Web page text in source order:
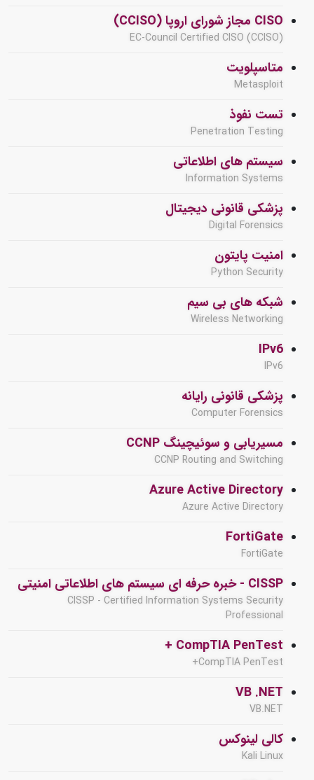
CISO مجاز شورای اروپا (CCISO)
EC-Council Certified CISO (CCISO)
متاسپلویت
Metasploit
تست نفوذ
Penetration Testing
سیستم های اطلاعاتی
Information Systems
پزشکی قانونی دیجیتال
Digital Forensics
امنیت پایتون
Python Security
شبکه های بی سیم
Wireless Networking
IPv6
IPv6
پزشکی قانونی رایانه
Computer Forensics
مسیریابی و سوئیچینگ CCNP
CCNP Routing and Switching
Azure Active Directory
Azure Active Directory
FortiGate
FortiGate
CISSP - خبره حرفه ای سیستم های اطلاعاتی امنیتی
CISSP - Certified Information Systems Security
Professional
CompTIA PenTest +
CompTIA PenTest+
VB .NET
VB.NET
کالی لینوکس
Kali Linux